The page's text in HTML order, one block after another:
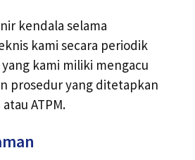
kendala selama
kami secara periodik
kami miliki mengacu
prosedur yang ditetapkan
ATPM.